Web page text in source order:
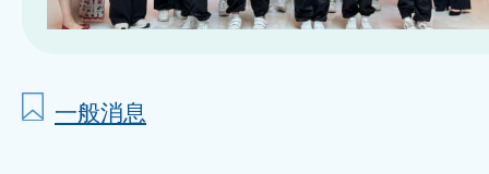
一般消息